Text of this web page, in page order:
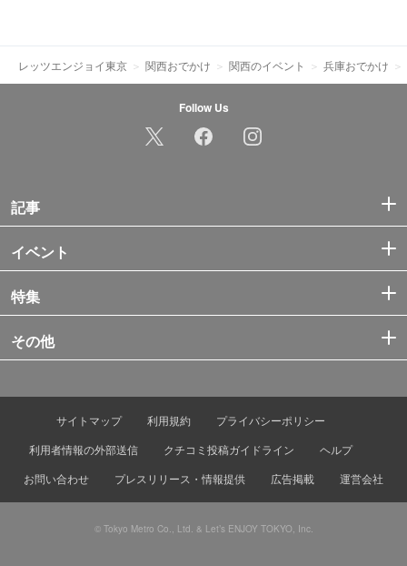
レッツエンジョイ東京 関西おでかけ 関西のイベント 兵庫おでかけ
Follow Us
記事
イベント
特集
その他
サイトマップ 利用規約
プライバシーポリシー
利用者情報の外部送信
クチコミ投稿ガイドライン
ヘルプ
お問い合わせ
プレスリリース・情報提供 広告掲載 運営会社
© Tokyo Metro Co., Ltd. & Let’s ENJOY TOKYO, Inc.